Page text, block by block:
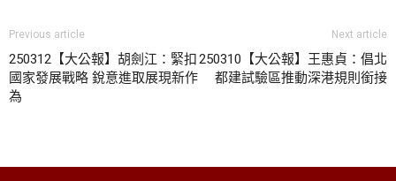
Previous article
250312【大公報】胡劍江：緊扣
國家發展戰略 銳意進取展現新作
為
Next article
250310【大公報】王惠貞：倡北
都建試驗區推動深港規則銜接